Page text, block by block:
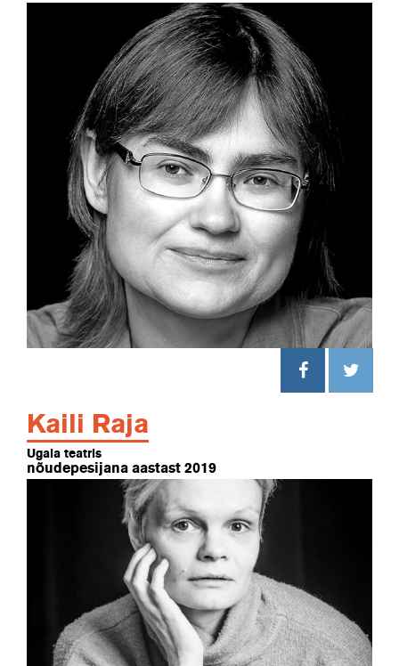
Kaili Raja
Ugala teatris
nõudepesijana aastast 2019